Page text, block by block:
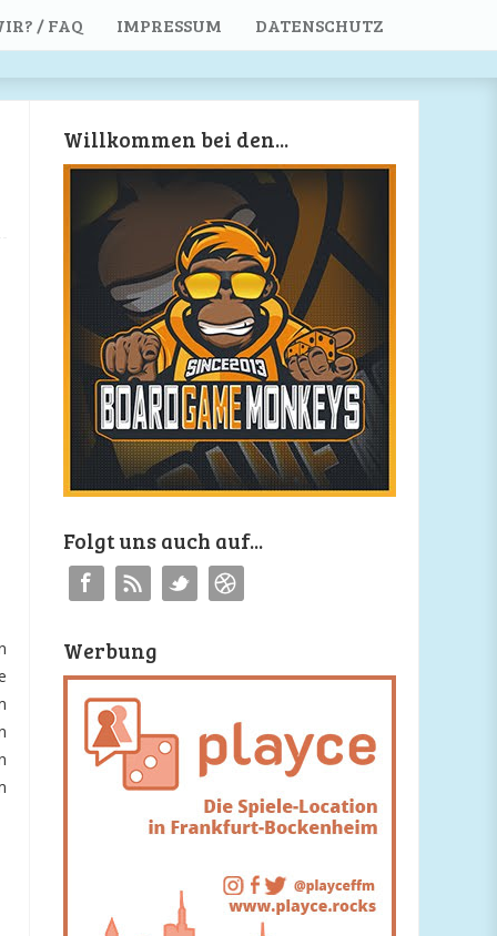
/ FAQ IMPRESSUM DATENSCHUTZ
Willkommen bei den...
Folgt uns auch auf...
Werbung